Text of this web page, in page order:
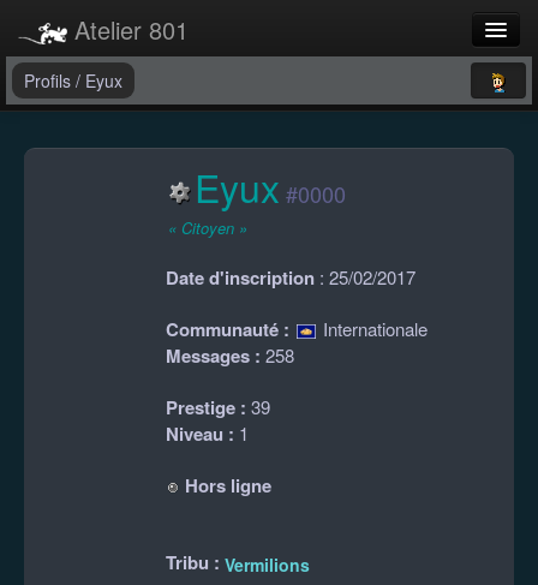
Atelier 801
Forums
Profils / Eyux
Eyux #0000
« Citoyen »
Date d'inscription : 25/02/2017
Communauté : Internationale
Messages : 258
Prestige : 39
Niveau : 1
Hors ligne
Tribu : Vermilions